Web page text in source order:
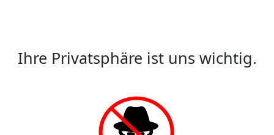
Ihre Privatsphäre ist uns wichtig.